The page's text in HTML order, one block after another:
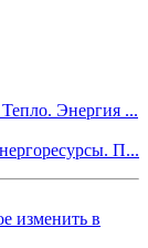
Энергия ...
П...
изменить в